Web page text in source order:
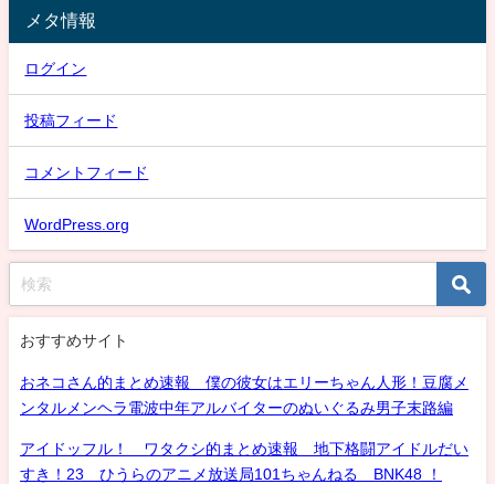
メタ情報
ログイン
投稿フィード
コメントフィード
WordPress.org
おすすめサイト
おネコさん的まとめ速報 僕の彼女はエリーちゃん人形！豆腐メ
ンタルメンヘラ電波中年アルバイターのぬいぐるみ男子末路編
アイドッフル！ ワタクシ的まとめ速報 地下格闘アイドルだい
すき！23 ひうらのアニメ放送局101ちゃんねる BNK48 ！